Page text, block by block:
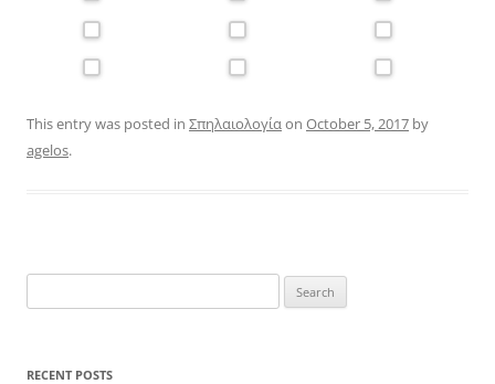
This entry was posted in Σπηλαιολογίαon October 5, 2017 by
agelos.
for:
RECENT POSTS